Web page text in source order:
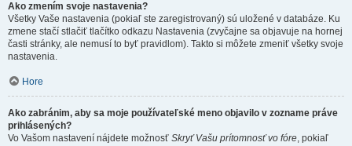
Ako zmením svoje nastavenia?
Všetky Vaše nastavenia (pokiaľ ste zaregistrovaný) sú uložené v databáze. Ku
zmene stačí stlačiť tlačítko odkazu Nastavenia (zvyčajne sa objavuje na hornej
časti stránky, ale nemusí to byť pravidlom). Takto si môžete zmeniť všetky svoje
nastavenia.
Hore
Ako zabránim, aby sa moje používateľské meno objavilo v zozname práve
prihlásených?
Vo Vašom nastavení nájdete možnosť Skryť Vašu prítomnosť vo fóre, pokiaľ